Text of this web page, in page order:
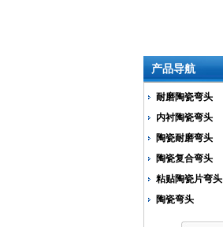
产品导航
耐磨陶瓷弯头
内衬陶瓷弯头
陶瓷耐磨弯头
陶瓷复合弯头
粘贴陶瓷片弯头
陶瓷弯头